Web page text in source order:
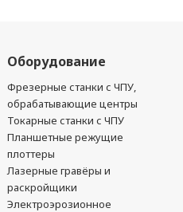
Оборудование
Фрезерные станки с ЧПУ,
обрабатывающие центры
Токарные станки с ЧПУ
Планшетные режущие
плоттеры
Лазерные гравёры и
раскройщики
Электроэрозионное